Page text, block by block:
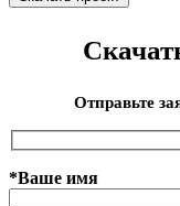
Отправьте
*Ваше имя